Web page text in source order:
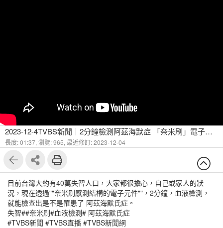
2023-12-4TVBS新聞｜2分鐘檢測阿茲海默症 「奈米刷」電子感測
長度: 01:37, 瀏覽: 965, 最近修訂: 2023-12-04
目前台灣大約有40萬失智人口，大家都很擔心，自己或家人的狀
況，現在透過""奈米刷感測結構的電子元件""，2分鐘，血液檢測，
就能檢查出是不是罹患了 阿茲海默氏症。
失智##奈米刷#血液檢測# 阿茲海默氏症
#TVBS新聞 #TVBS直播 #TVBS新聞網